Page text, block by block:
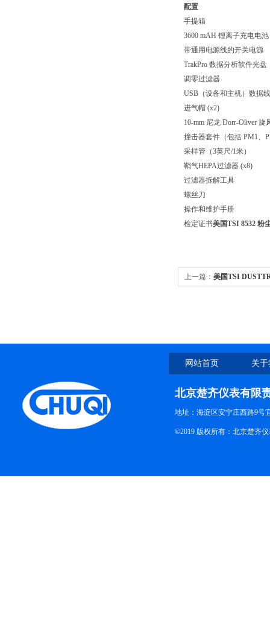
配置
手提箱
3600 mAH 锂离子充电电池
带通用电源线的开关电源
TrakPro 数据分析软件光盘
调零过滤器
USB（设备和主机）数据线
进气帽 (x2)
10-mm 尼龙 Dorr-Oliver 旋
撞击器套件（包括 PM1、
采样管（3英尺/1米）
鞘气HEPA过滤器 (x8)
过滤器拆解工具
螺丝刀
操作和维护手册
检定证书美国TSI 8532 粉
上一篇： 美国TSI
网站首页 关
北京楚齐仪表有限
地址：海淀区安宁庄西路9号
©2019 版权所有：北京楚齐